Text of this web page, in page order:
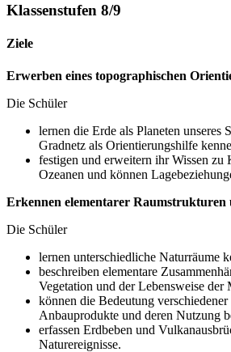
Klassenstufen 8/9
Ziele
Erwerben eines topographischen
Die Schüler
lernen die Erde als Planeten unseres
Gradnetz als Orientierungshilfe
festigen und erweitern ihr Wissen zu
Ozeanen und können
Erkennen elementarer Raumstrukturen
Die Schüler
lernen unterschiedliche Naturräume
beschreiben elementare
Vegetation und der Lebensweise der
können die Bedeutung
Anbauprodukte und deren Nutzung
erfassen Erdbeben und
Naturereignisse.